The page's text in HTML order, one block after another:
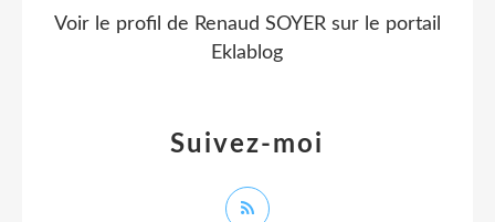
Suivez-moi
Voir le profil de Renaud SOYER sur le portail
Eklablog